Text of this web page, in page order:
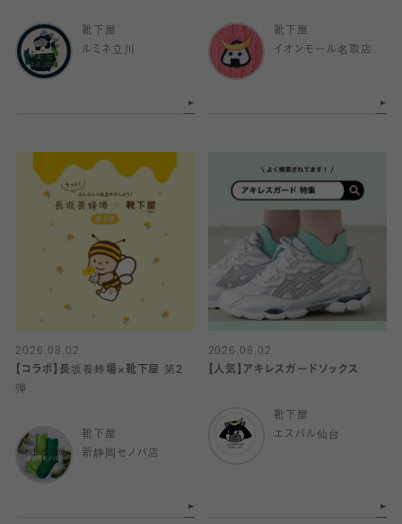
靴下屋
ルミネ立川
靴下屋
イオンモール名取店
2026.08.02
【コラボ】長坂養蜂場×靴下屋 第2
弾
靴下屋
新静岡セノバ店
2026.08.02
【人気】アキレスガードソックス
靴下屋
エスパル仙台